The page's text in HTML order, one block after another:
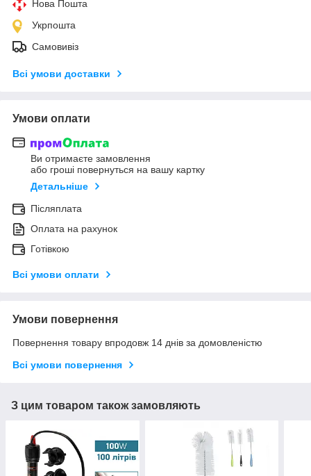
Нова Пошта
Укрпошта
Самовивіз
Всі умови доставки
Умови оплати
Ви отримаєте замовлення
або гроші повернуться на вашу картку
Детальніше
Післяплата
Оплата на рахунок
Готівкою
Всі умови оплати
Умови повернення
Повернення товару впродовж 14 днів за домовленістю
Всі умови повернення
З цим товаром також замовляють